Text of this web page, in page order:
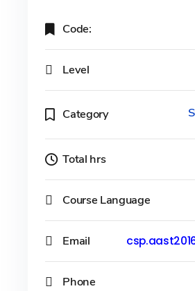
Code:
Level
Category
Total hrs
Course Language
Email
Phone